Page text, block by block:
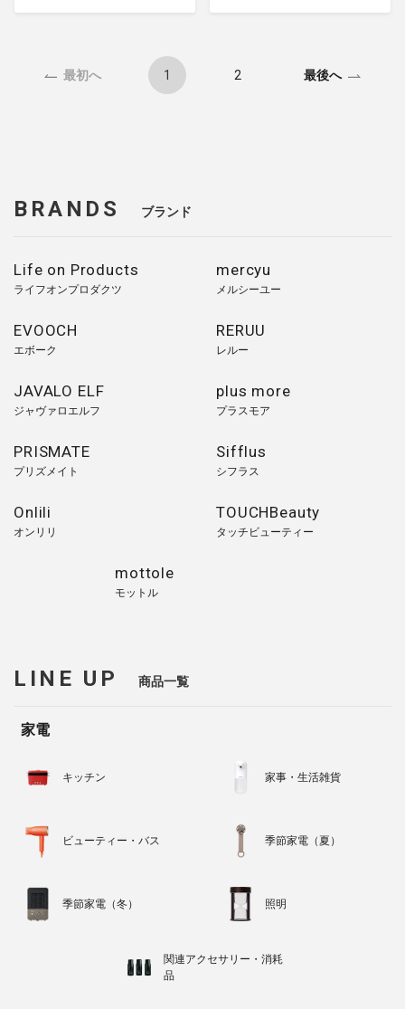
最初へ 1 2 最後へ
BRANDS ブランド
Life on Products
ライフオンプロダクツ
mercyu
メルシーユー
EVOOCH
エボーク
RERUU
レルー
JAVALO ELF
ジャヴァロエルフ
plus more
プラスモア
PRISMATE
プリズメイト
Sifflus
シフラス
Onlili
オンリリ
TOUCHBeauty
タッチビューティー
mottole
モットル
LINE UP 商品一覧
家電
キッチン 家事・生活雑貨
ビューティー・バス 季節家電（夏）
季節家電（冬） 照明
関連アクセサリー・消耗
品